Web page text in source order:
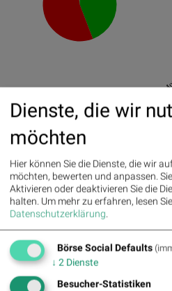
Pics
Dienste, die wir
möchten
Hier können Sie die Dienste, die wir
möchten, bewerten und anpassen.
Aktivieren oder deaktivieren Sie die
halten. Um mehr zu erfahren, lesen
Datenschutzerklärung.
Börse Social Defaults
↓ 2 Dienste
Besucher-Statistiken